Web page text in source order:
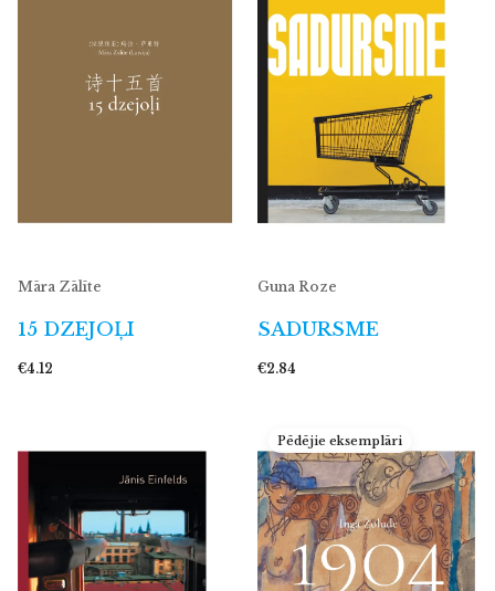
Māra Zālīte
15 DZEJOĻI
€4.12
Guna Roze
SADURSME
€2.84
Pēdējie eksemplāri